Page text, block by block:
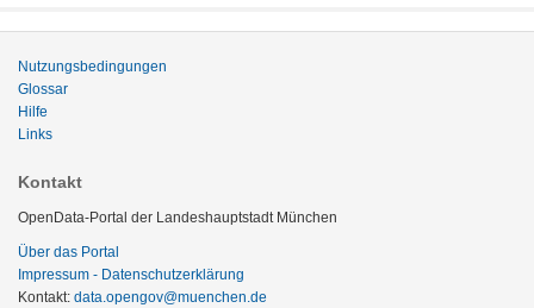
Nutzungsbedingungen
Glossar
Hilfe
Links
Kontakt
OpenData-Portal der Landeshauptstadt München
Über das Portal
Impressum - Datenschutzerklärung
Kontakt: data.opengov@muenchen.de